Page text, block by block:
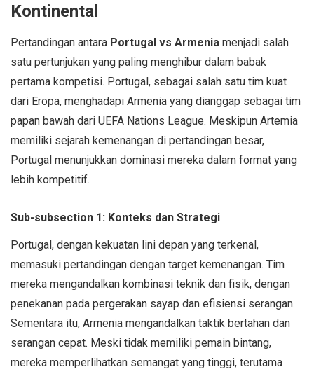
Kontinental
Pertandingan antara Portugal vs Armenia menjadi salah
satu pertunjukan yang paling menghibur dalam babak
pertama kompetisi. Portugal, sebagai salah satu tim kuat
dari Eropa, menghadapi Armenia yang dianggap sebagai tim
papan bawah dari UEFA Nations League. Meskipun Artemia
memiliki sejarah kemenangan di pertandingan besar,
Portugal menunjukkan dominasi mereka dalam format yang
lebih kompetitif.
Sub-subsection 1: Konteks dan Strategi
Portugal, dengan kekuatan lini depan yang terkenal,
memasuki pertandingan dengan target kemenangan. Tim
mereka mengandalkan kombinasi teknik dan fisik, dengan
penekanan pada pergerakan sayap dan efisiensi serangan.
Sementara itu, Armenia mengandalkan taktik bertahan dan
serangan cepat. Meski tidak memiliki pemain bintang,
mereka memperlihatkan semangat yang tinggi, terutama